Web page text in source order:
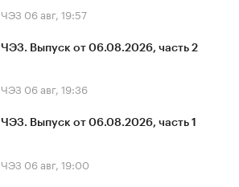
ЧЭЗ 06 авг, 19:57
ЧЭЗ. Выпуск от 06.08.2026, часть 2
ЧЭЗ 06 авг, 19:36
ЧЭЗ. Выпуск от 06.08.2026, часть 1
ЧЭЗ 06 авг, 19:00